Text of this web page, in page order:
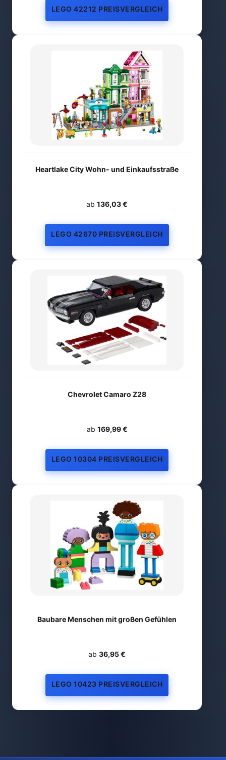
LEGO 42212 PREISVERGLEICH
Heartlake City Wohn- und Einkaufsstraße
ab 136,03 €
LEGO 42670 PREISVERGLEICH
Chevrolet Camaro Z28
ab 169,99 €
LEGO 10304 PREISVERGLEICH
Baubare Menschen mit großen Gefühlen
ab 36,95 €
LEGO 10423 PREISVERGLEICH